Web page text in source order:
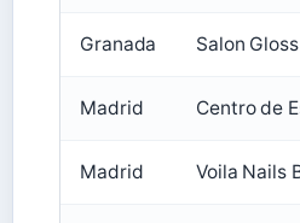
Granada Salon
Madrid Centro de
Madrid Voila Nails